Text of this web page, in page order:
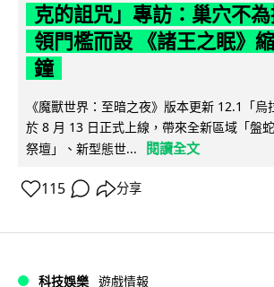
克的詛咒」專訪：巢穴不
領門檻而設 《諸王之眠》
鐘
《魔獸世界：至暗之夜》版本更新 12.1「
於 8 月 13 日正式上線，帶來全新區域「盤
祭壇」、新型態世...
閱讀全文
115 分享
科技娛樂 遊戲情報